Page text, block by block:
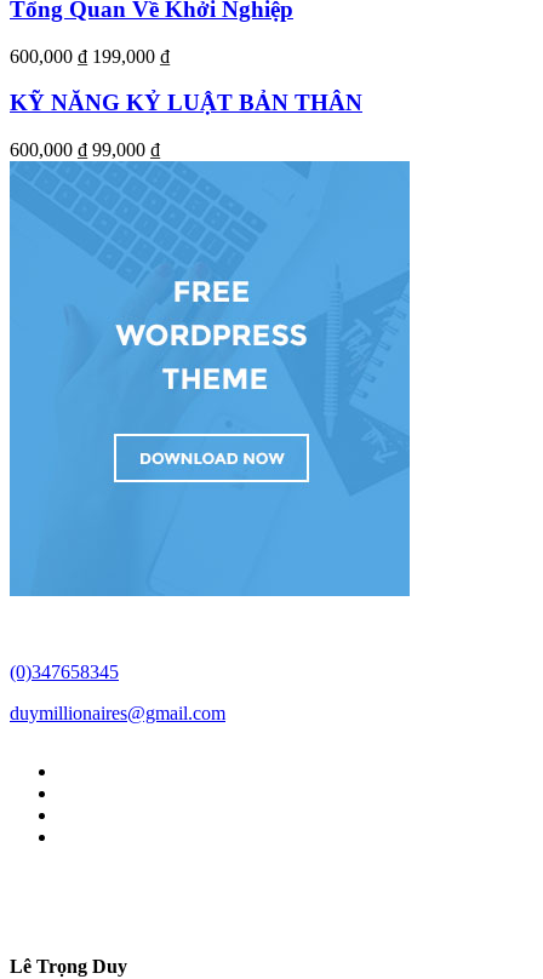
Tổng Quan Về Khởi Nghiệp
600,000 ₫ 199,000 ₫
KỸ NĂNG KỶ LUẬT BẢN THÂN
600,000 ₫ 99,000 ₫
(0)347658345
duymillionaires@gmail.com
Lê Trọng Duy